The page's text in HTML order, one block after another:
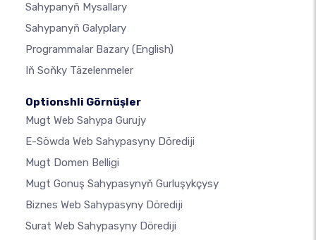
Sahypanyň Mysallary
Sahypanyň Galyplary
Programmalar Bazary (English)
Iň Soňky Täzelenmeler
Optionshli Görnüşler
Mugt Web Sahypa Gurujy
E-Söwda Web Sahypasyny Dörediji
Mugt Domen Belligi
Mugt Gonuş Sahypasynyň Gurluşykçysy
Biznes Web Sahypasyny Dörediji
Surat Web Sahypasyny Dörediji